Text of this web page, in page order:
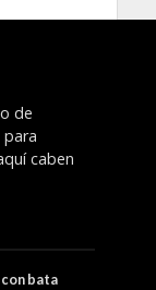
de
para
caben
con bata